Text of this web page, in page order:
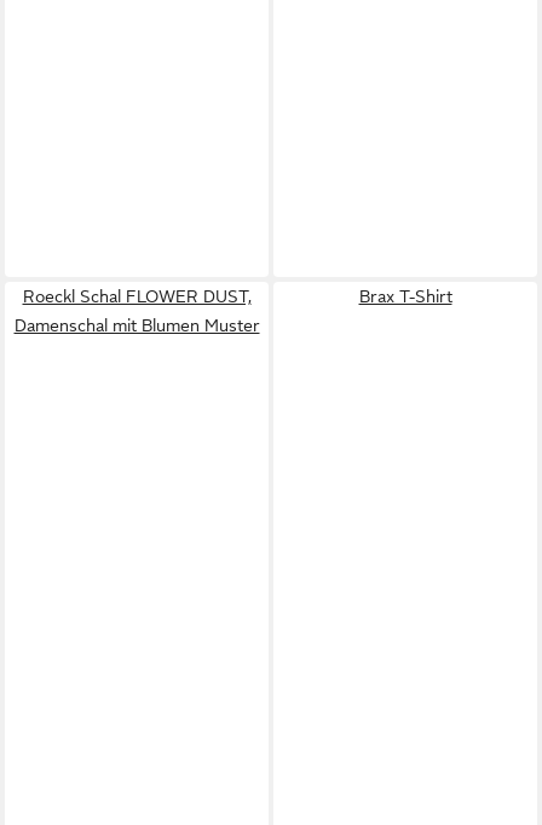
Roeckl Schal FLOWER DUST,
Damenschal mit Blumen Muster
Brax T-Shirt